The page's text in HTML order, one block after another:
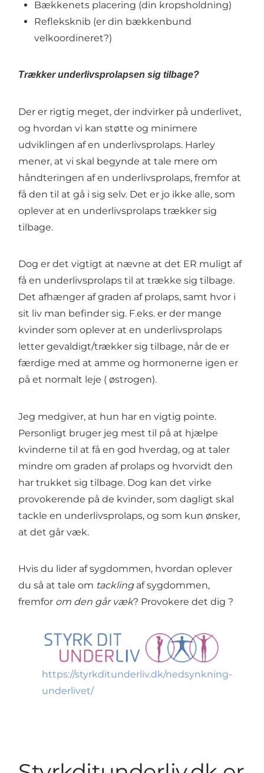
Bækkenets placering (din kropsholdning)
Refleksknib (er din bækkenbund
velkoordineret?)
Trækker underlivsprolapsen sig tilbage?
Der er rigtig meget, der indvirker på underlivet,
og hvordan vi kan støtte og minimere
udviklingen af en underlivsprolaps. Harley
mener, at vi skal begynde at tale mere om
håndteringen af en underlivsprolaps, fremfor at
få den til at gå i sig selv. Det er jo ikke alle, som
oplever at en underlivsprolaps trækker sig
tilbage.
Dog er det vigtigt at nævne at det ER muligt af
få en underlivsprolaps til at trække sig tilbage.
Det afhænger af graden af prolaps, samt hvor i
sit liv man befinder sig. F.eks. er der mange
kvinder som oplever at en underlivsprolaps
letter gevaldigt/trækker sig tilbage, når de er
færdige med at amme og hormonerne igen er
på et normalt leje ( østrogen).
Jeg medgiver, at hun har en vigtig pointe.
Personligt bruger jeg mest til på at hjælpe
kvinderne til at få en god hverdag, og at taler
mindre om graden af prolaps og hvorvidt den
har trukket sig tilbage. Dog kan det virke
provokerende på de kvinder, som dagligt skal
tackle en underlivsprolaps, og som kun ønsker,
at det går væk.
Hvis du lider af sygdommen, hvordan oplever
du så at tale om tackling af sygdommen,
fremfor om den går væk? Provokere det dig ?
https://styrkditunderliv.dk/nedsynkning-
underlivet/